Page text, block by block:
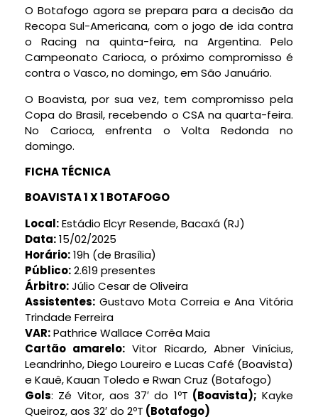
O Botafogo agora se prepara para a decisão da
Recopa Sul-Americana, com o jogo de ida contra
o Racing na quinta-feira, na Argentina. Pelo
Campeonato Carioca, o próximo compromisso é
contra o Vasco, no domingo, em São Januário.
O Boavista, por sua vez, tem compromisso pela
Copa do Brasil, recebendo o CSA na quarta-feira.
No Carioca, enfrenta o Volta Redonda no
domingo.
FICHA TÉCNICA
BOAVISTA 1 X 1 BOTAFOGO
Local:Estádio Elcyr Resende, Bacaxá (RJ)
Data:15/02/2025
Horário:19h (de Brasília)
Público:2.619 presentes
Árbitro:Júlio Cesar de Oliveira
Assistentes: Gustavo Mota Correia e Ana Vitória
Trindade Ferreira
VAR:Pathrice Wallace Corrêa Maia
Cartão amarelo: Vitor Ricardo, Abner Vinícius,
Leandrinho, Diego Loureiro e Lucas Café (Boavista)
e Kauê, Kauan Toledo e Rwan Cruz (Botafogo)
Gols: Zé Vitor, aos 37′ do 1ºT (Boavista); Kayke
Queiroz, aos 32′ do 2ºT (Botafogo)